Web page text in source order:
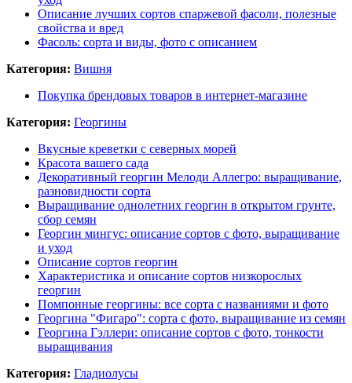
Описание лучших сортов спаржевой фасоли, полезные
свойства и вред
Фасоль: сорта и виды, фото с описанием
Категория: Вишня
Покупка брендовых товаров в интернет-магазине
Категория: Георгины
Вкусные креветки с северных морей
Красота вашего сада
Декоративный георгин Мелоди Аллегро: выращивание,
разновидности сорта
Выращивание однолетних георгин в открытом грунте,
сбор семян
Георгин мингус: описание сортов с фото, выращивание
и уход
Описание сортов георгин
Характеристика и описание сортов низкорослых
георгин
Помпонные георгины: все сорта с названиями и фото
Георгина "Фигаро": сорта с фото, выращивание из семян
Георгина Гэллери: описание сортов с фото, тонкости
выращивания
Категория: Гладиолусы